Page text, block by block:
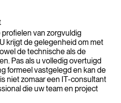
van zorgvuldig
krijgt de gelegenheid om met
de technische als de
Pas als u volledig overtuigd
formeel vastgelegd en kan de
niet zomaar een IT-consultant
die uw team en project